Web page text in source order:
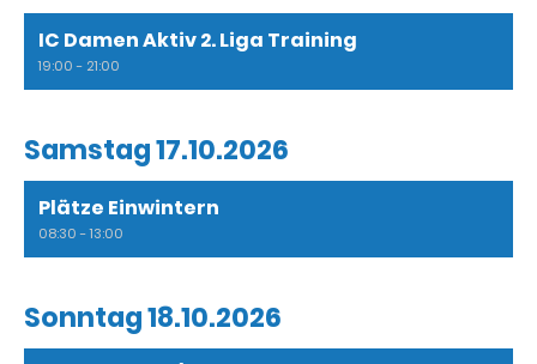
IC Damen Aktiv 2. Liga Training
19:00 - 21:00
Samstag 17.10.2026
Plätze Einwintern
08:30 - 13:00
Sonntag 18.10.2026